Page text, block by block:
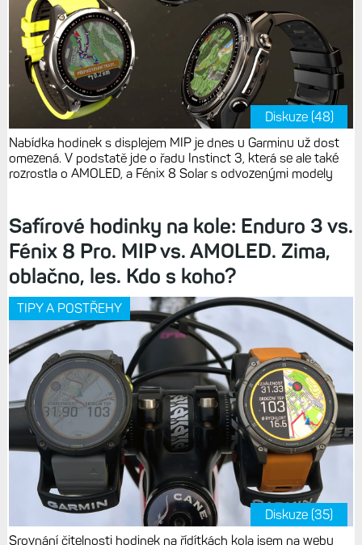
Diskuze (48)
Nabídka hodinek s displejem MIP je dnes u Garminu už dost
omezená. V podstatě jde o řadu Instinct 3, která se ale také
rozrostla o AMOLED, a Fénix 8 Solar s odvozenými modely
Safírové hodinky na kole: Enduro 3 vs.
Fénix 8 Pro. MIP vs. AMOLED. Zima,
oblačno, les. Kdo s koho?
TIPY A POSTŘEHY
Diskuze (35)
Srovnání čitelnosti hodinek na řídítkách kola jsem na webu